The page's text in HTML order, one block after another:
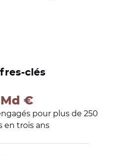
clés
Md €
pour plus de 250
en trois ans